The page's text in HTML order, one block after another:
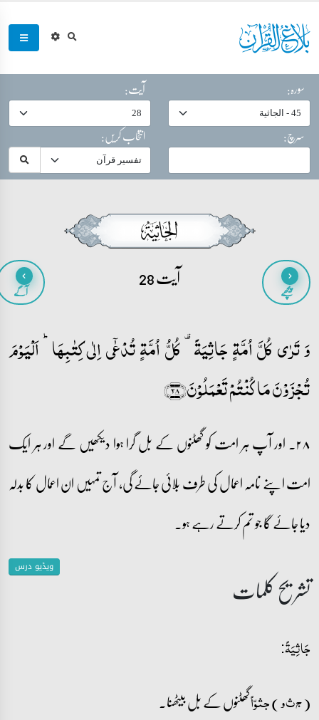
سورہ:
آیت:
سرچ:
انتخاب کریں:
پیچھے آیت 28 آگے
وَ تَرٰی کُلَّ اُمَّۃٍ جَاثِیَۃً ۟ کُلُّ اُمَّۃٍ تُدۡعٰۤی اِلٰی کِتٰبِہَا ؕ اَلۡیَوۡمَ
تُجۡزَوۡنَ مَا کُنۡتُمۡ تَعۡمَلُوۡنَ﴿۲۸﴾
۲۸۔ اور آپ ہر امت کو گھٹنوں کے بل گرا ہوا دیکھیں گے اور ہر ایک
امت اپنے نامہ اعمال کی طرف بلائی جائے گی، آج تمہیں ان اعمال کا بدلہ
دیا جائے گا جو تم کرتے رہے ہو۔
ویڈیو درس تشریح کلمات
جَاثِیَۃً:
(ج ث و)جثوّاًگھٹنوں کے بل بیٹھنا۔